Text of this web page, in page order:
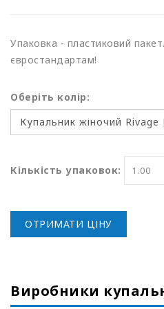
Упаковка - пластиковий
євростандартам!
Оберіть колір:
Кількість упаковок:
ОТРИМАТИ ЦІНУ
Виробники